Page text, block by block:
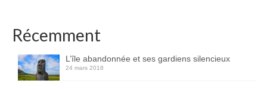
Récemment
L’île abandonnée et ses gardiens silencieux
24 mars 2018